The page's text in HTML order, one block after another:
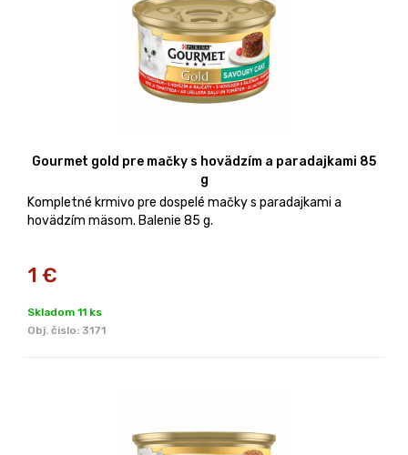
Gourmet gold pre mačky s hovädzím a paradajkami 85
g
Kompletné krmivo pre dospelé mačky s paradajkami a
hovädzím mäsom. Balenie 85 g.
1 €
Skladom 11 ks
Obj. čislo: 3171